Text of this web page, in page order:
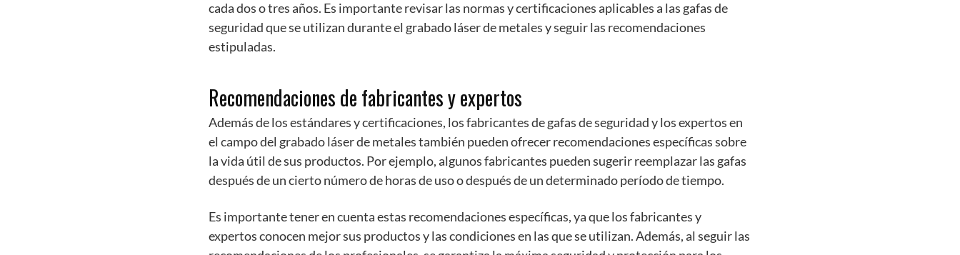
cada dos o tres años. Es importante revisar las normas y certificaciones aplicables a las gafas de
seguridad que se utilizan durante el grabado láser de metales y seguir las recomendaciones
estipuladas.
Recomendaciones de fabricantes y expertos
Además de los estándares y certificaciones, los fabricantes de gafas de seguridad y los expertos en
el campo del grabado láser de metales también pueden ofrecer recomendaciones específicas sobre
la vida útil de sus productos. Por ejemplo, algunos fabricantes pueden sugerir reemplazar las gafas
después de un cierto número de horas de uso o después de un determinado período de tiempo.
Es importante tener en cuenta estas recomendaciones específicas, ya que los fabricantes y
expertos conocen mejor sus productos y las condiciones en las que se utilizan. Además, al seguir las